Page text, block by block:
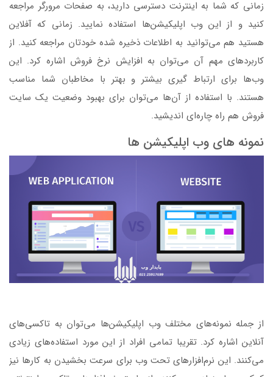
زمانی که شما به اینترنت دسترسی دارید، به صفحات مرورگر مراجعه
کنید و از این وب اپلیکیشن‌ها استفاده نمایید. زمانی که آفلاین
هستید هم می‌توانید به اطلاعات ذخیره شده خودتان مراجعه کنید. از
کاربردهای مهم آن می‌توان به افزایش نرخ فروش اشاره کرد. این
وب‌ها برای ارتباط گیری بیشتر و بهتر با مخاطبان شما مناسب
هستند. با استفاده از آن‌ها می‌توان برای بهبود وضعیت یک سایت
فروش هم راه چاره‌ای اندیشید‌.
نمونه ‌های وب اپلیکیشن ‌ها
از جمله نمونه‌های مختلف وب اپلیکیشن‌ها می‌توان به تاکسی‌های
آنلاین اشاره کرد. تقریبا تمامی افراد از این مورد استفاده‌های زیادی
می‌کنند. این نرم‌افزارهای تحت وب برای سرعت بخشیدن به کارها نیز